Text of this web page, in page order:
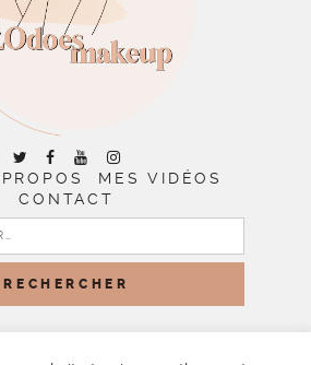
MES VIDÉOS
CONTACT
RECHERCHER :